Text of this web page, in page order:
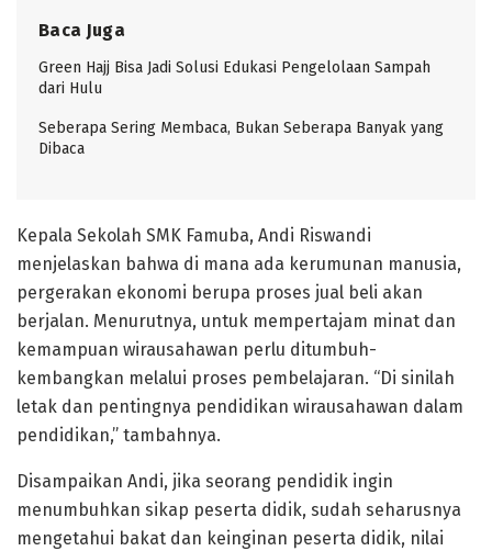
Baca Juga
Green Hajj Bisa Jadi Solusi Edukasi Pengelolaan Sampah
dari Hulu
Seberapa Sering Membaca, Bukan Seberapa Banyak yang
Dibaca
Kepala Sekolah SMK Famuba, Andi Riswandi
menjelaskan bahwa di mana ada kerumunan manusia,
pergerakan ekonomi berupa proses jual beli akan
berjalan. Menurutnya, untuk mempertajam minat dan
kemampuan wirausahawan perlu ditumbuh-
kembangkan melalui proses pembelajaran. “Di sinilah
letak dan pentingnya pendidikan wirausahawan dalam
pendidikan,” tambahnya.
Disampaikan Andi, jika seorang pendidik ingin
menumbuhkan sikap peserta didik, sudah seharusnya
mengetahui bakat dan keinginan peserta didik, nilai